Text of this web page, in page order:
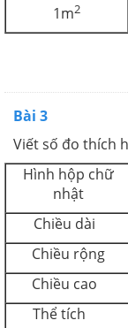
1m2
Bài 3
Viết số đo thích
Hình hộp chữ
nhật
Chiều dài
Chiều rộng
Chiều cao
Thể tích